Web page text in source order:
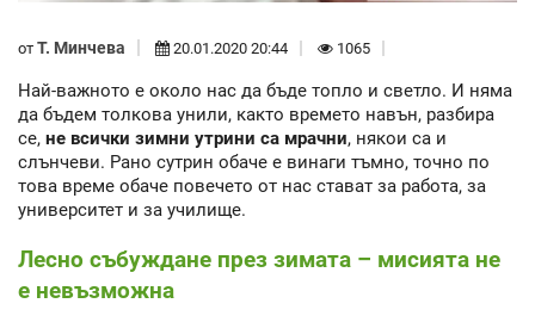
от Т. Минчева 20.01.2020 20:44 1065
Най-важното е около нас да бъде топло и светло. И няма
да бъдем толкова унили, както времето навън, разбира
се, не всички зимни утрини са мрачни, някои са и
слънчеви. Рано сутрин обаче е винаги тъмно, точно по
това време обаче повечето от нас стават за работа, за
университет и за училище.
Лесно събуждане през зимата – мисията не
е невъзможна